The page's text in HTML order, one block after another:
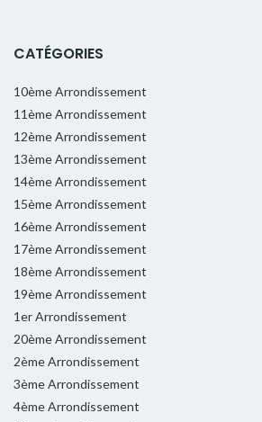
CATÉGORIES
10ème Arrondissement
11ème Arrondissement
12ème Arrondissement
13ème Arrondissement
14ème Arrondissement
15ème Arrondissement
16ème Arrondissement
17ème Arrondissement
18ème Arrondissement
19ème Arrondissement
1er Arrondissement
20ème Arrondissement
2ème Arrondissement
3ème Arrondissement
4ème Arrondissement